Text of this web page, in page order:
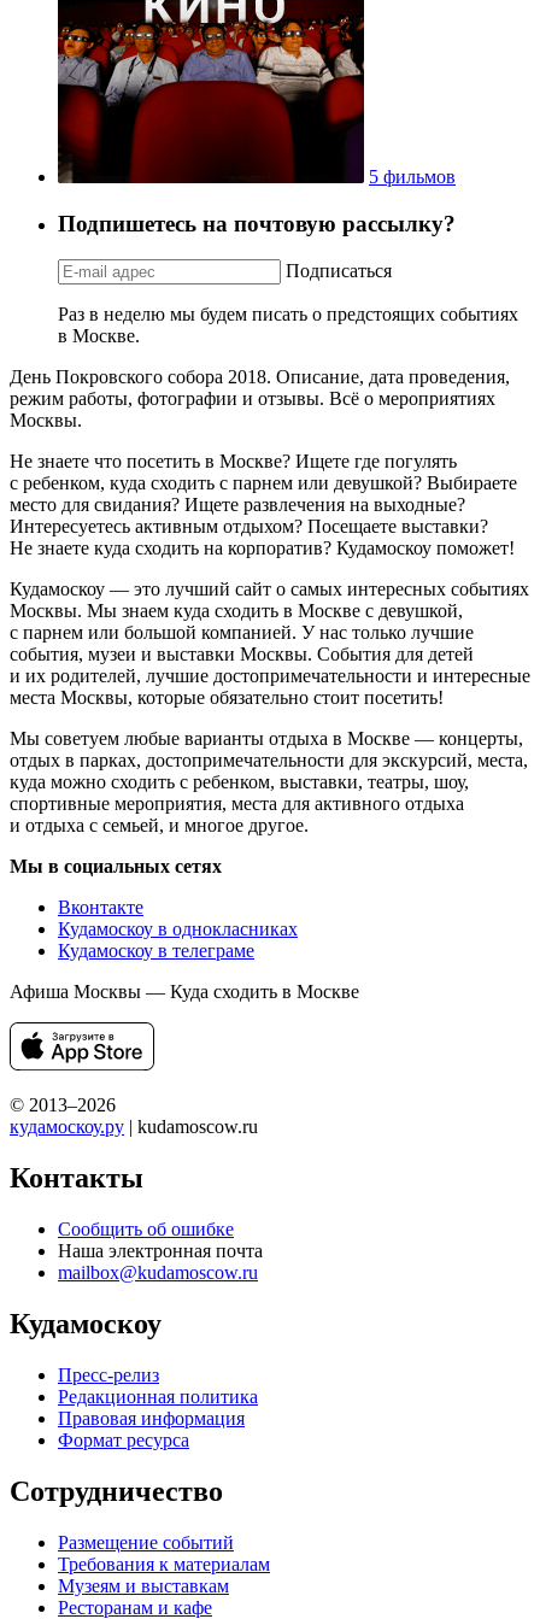
5 фильмов
Подпишетесь на почтовую рассылку?
Подписаться
Раз в неделю мы будем писать о предстоящих событиях
в Москве.
День Покровского собора 2018. Описание, дата проведения,
режим работы, фотографии и отзывы. Всё о мероприятиях
Москвы.
Не знаете что посетить в Москве? Ищете где погулять
с ребенком, куда сходить с парнем или девушкой? Выбираете
место для свидания? Ищете развлечения на выходные?
Интересуетесь активным отдыхом? Посещаете выставки?
Не знаете куда сходить на корпоратив? Кудамоскоу поможет!
Кудамоскоу — это лучший сайт о самых интересных событиях
Москвы. Мы знаем куда сходить в Москве с девушкой,
с парнем или большой компанией. У нас только лучшие
события, музеи и выставки Москвы. События для детей
и их родителей, лучшие достопримечательности и интересные
места Москвы, которые обязательно стоит посетить!
Мы советуем любые варианты отдыха в Москве — концерты,
отдых в парках, достопримечательности для экскурсий, места,
куда можно сходить с ребенком, выставки, театры, шоу,
спортивные мероприятия, места для активного отдыха
и отдыха с семьей, и многое другое.
Мы в социальных сетях
Вконтакте
Кудамоскоу в однокласниках
Кудамоскоу в телеграме
Афиша Москвы — Куда сходить в Москве
© 2013–2026
кудамоскоу.ру | kudamoscow.ru
Контакты
Сообщить об ошибке
Наша электронная почта
mailbox@kudamoscow.ru
Кудамоскоу
Пресс-релиз
Редакционная политика
Правовая информация
Формат ресурса
Сотрудничество
Размещение событий
Требования к материалам
Музеям и выставкам
Ресторанам и кафе